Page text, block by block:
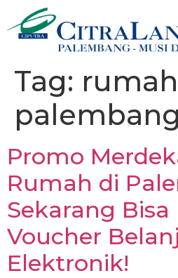
Tag:
palembang
Promo
Rumah di
Sekarang
Voucher
Elektronik!